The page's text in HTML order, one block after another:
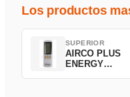
Los productos
SUPERIOR
AIRCO PLUS
ENERGY